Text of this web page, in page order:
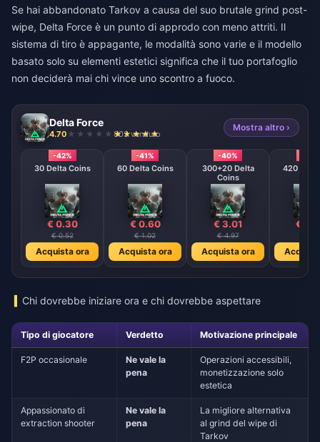
Se hai abbandonato Tarkov a causa del suo brutale grind post-
wipe, Delta Force è un punto di approdo con meno attriti. Il
sistema di tiro è appagante, le modalità sono varie e il modello
basato solo su elementi estetici significa che il tuo portafoglio
non deciderà mai chi vince uno scontro a fuoco.
Delta Force
4.70 803 venduto
Mostra altro ›
-42%
30 Delta Coins
€ 0.30
€ 0.52
Acquista ora
-41%
60 Delta Coins
€ 0.60
€ 1.02
Acquista ora
-40%
300+20 Delta
Coins
€ 3.01
€ 4.97
Acquista ora
420 + 40
€
Chi dovrebbe iniziare ora e chi dovrebbe aspettare
Tipo di giocatore Verdetto Motivazione principale
F2P occasionale
Ne vale la
pena
Operazioni accessibili,
monetizzazione solo
estetica
Appassionato di
extraction shooter
Ne vale la
pena
La migliore alternativa
al grind del wipe di
Tarkov